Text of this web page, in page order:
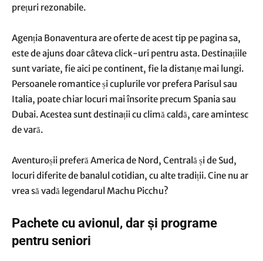
prețuri rezonabile.
Agenția Bonaventura are oferte de acest tip pe pagina sa,
este de ajuns doar câteva click-uri pentru asta. Destinațiile
sunt variate, fie aici pe continent, fie la distanțe mai lungi.
Persoanele romantice și cuplurile vor prefera Parisul sau
Italia, poate chiar locuri mai însorite precum Spania sau
Dubai. Acestea sunt destinații cu climă caldă, care amintesc
de vară.
Aventuroșii preferă America de Nord, Centrală și de Sud,
locuri diferite de banalul cotidian, cu alte tradiții. Cine nu ar
vrea să vadă legendarul Machu Picchu?
Pachete cu avionul, dar și programe
pentru seniori